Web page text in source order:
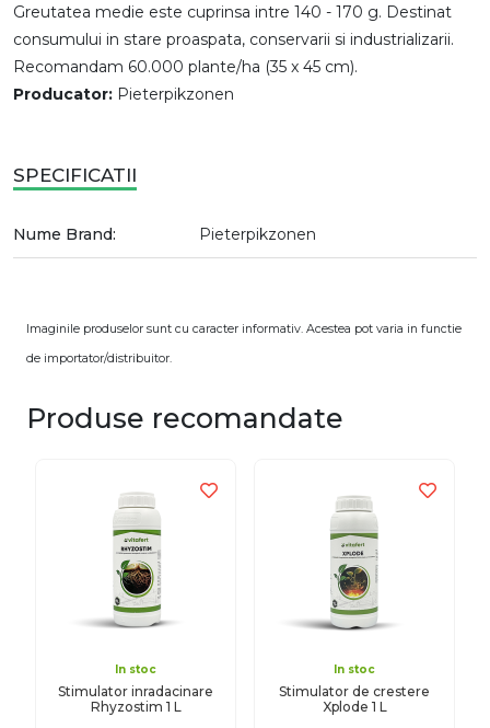
Greutatea medie este cuprinsa intre 140 - 170 g. Destinat
consumului in stare proaspata, conservarii si industrializarii.
Recomandam 60.000 plante/ha (35 x 45 cm).
Producator: Pieterpikzonen
SPECIFICATII
Nume Brand: Pieterpikzonen
Imaginile produselor sunt cu caracter informativ. Acestea pot varia in functie
de importator/distribuitor.
Produse recomandate
In stoc
Stimulator inradacinare
Rhyzostim 1 L
In stoc
Stimulator de crestere
Xplode 1 L